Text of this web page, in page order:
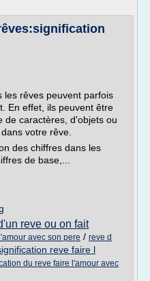
les rêves peuvent parfois
En effet, ils peuvent être
de caractères, d'objets ou
votre rêve.
des chiffres dans les
de base,...
reve ou on fait
avec son pere / reve d
reve faire l
du reve faire l'amour avec